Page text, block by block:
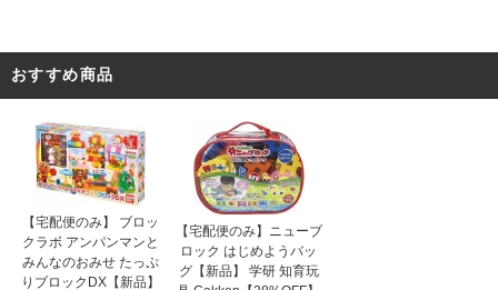
おすすめ商品
【宅配便のみ】 ブロッ
クラボ アンパンマンと
みんなのおみせ たっぷ
りブロックDX【新品】
【宅配便のみ】ニューブ
ロック はじめようバッ
グ【新品】 学研 知育玩